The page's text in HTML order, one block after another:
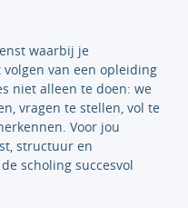
waarbij je
van een opleiding
niet alleen te doen: we
vragen te stellen, vol te
Voor jou
structuur en
scholing succesvol